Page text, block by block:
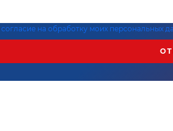
согласие на обработку моих персональных